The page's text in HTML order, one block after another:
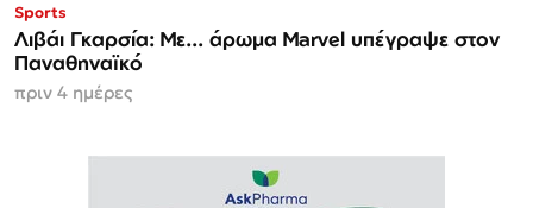
Sports
Λιβάι Γκαρσία: Με... άρωμα Marvel υπέγραψε στον
Παναθηναϊκό
πριν 4 ημέρες